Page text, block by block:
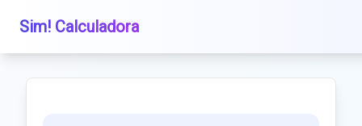
Sim! Calculadora